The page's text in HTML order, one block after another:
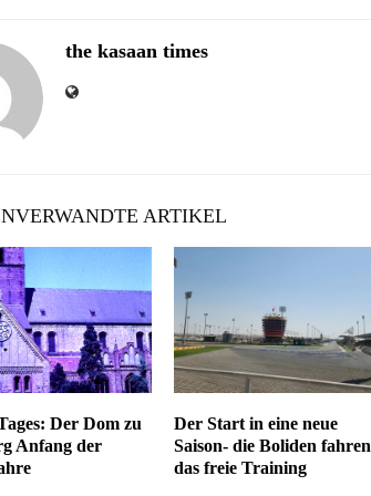
the kasaan times
ARTIKEL
Der Dom zu
Anfang der
Der Start in eine neue
Saison- die Boliden fahren
das freie Training